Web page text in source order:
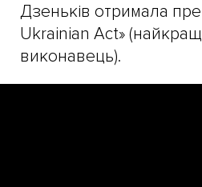
Дзеньків отримала
Ukrainian Act»
виконавець).